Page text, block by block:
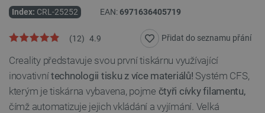
Index: CRL-25252 EAN:6971636405719
4.9
(12) Přidat do seznamu přání
Creality představuje svou první tiskárnu využívající
inovativnítechnologii tisku z více materiálů! Systém CFS,
kterým je tiskárna vybavena, pojme čtyři cívky filamentu,
čímž automatizuje jejich vkládání a vyjímání. Velká